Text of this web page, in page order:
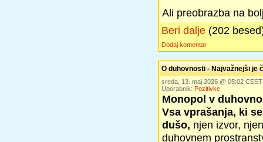
Ali preobrazba na
Beri dalje (202
Dodaj komentar
O duhovnosti - Najvažnejši je
sreda, 13. maj 2026 @ 05:02 CEST
Uporabnik: Pozitivke
Monopol v
Vsa vprašanja, ki
dušo, njen izvor,
duhovnem